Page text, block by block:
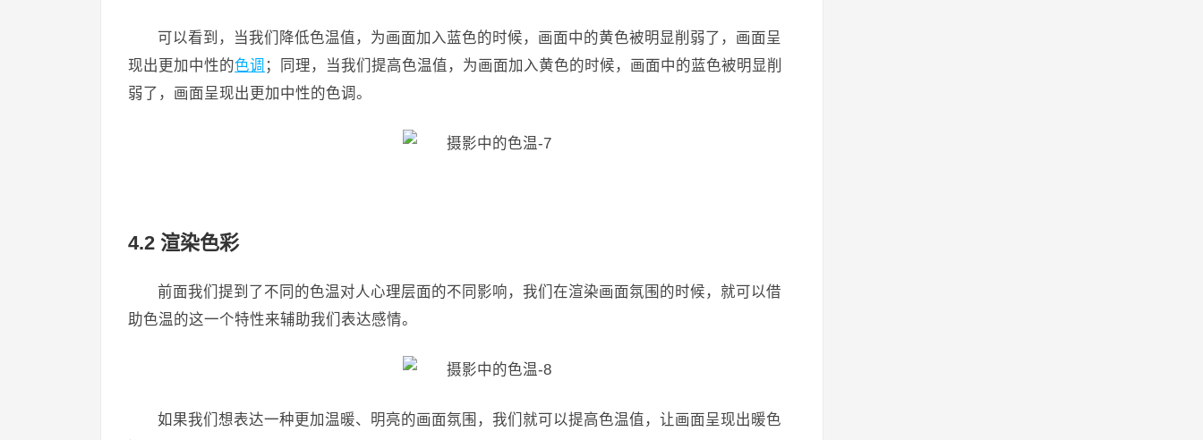
​可以看到，当我们降低色温值，为画面加入蓝色的时候，画面中的黄色被明显削弱了，画面呈
现出更加中性的色调 ；同理，当我们提高色温值，为画面加入黄色的时候，画面中的蓝色被明显削
弱了，画面呈现出更加中性的色调。
4.2 渲染色彩
前面我们提到了不同的色温对人心理层面的不同影响，我们在渲染画面氛围的时候，就可以借
助色温的这一个特性来辅助我们表达感情。
​如果我们想表达一种更加温暖、明亮的画面氛围，我们就可以提高色温值，让画面呈现出暖色